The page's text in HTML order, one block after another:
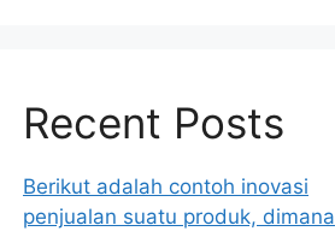
Recent Posts
Berikut adalah contoh inovasi
penjualan suatu produk, dimana